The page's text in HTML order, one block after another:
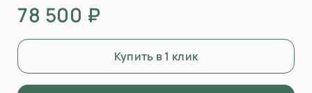
78 500 ₽
Купить в 1 клик